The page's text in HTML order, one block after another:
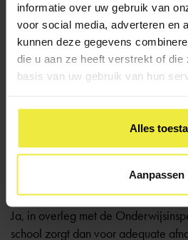
informatie over uw gebruik van
voor social media, adverteren en
kunnen deze gegevens
die u aan ze heeft verstrekt of die
basis van uw gebruik van hun
Alles
Aanpassen
in het tweede tijdvak maken, voor
per dag (art. 3.29 lid 1
het tweede tijdvak ook verhinderd
tijdvak niet kan voltooien, kan hij
derde tijdvak, bij het CvTE ( art.
kan komen voor het centraal
thuis of in het ziekenhuis
Ja, in overleg met de
school zorgt dan voor adequate